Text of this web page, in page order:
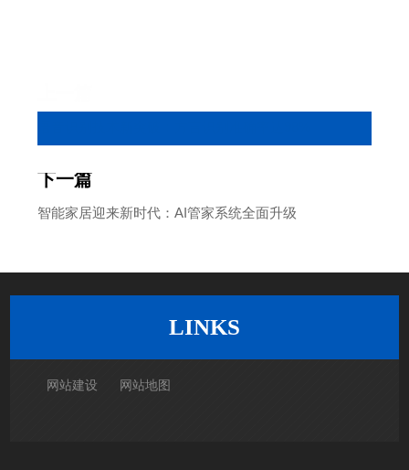
下一篇
智能家居迎来新时代：AI管家系统全面升级
LINKS
网站建设 网站地图